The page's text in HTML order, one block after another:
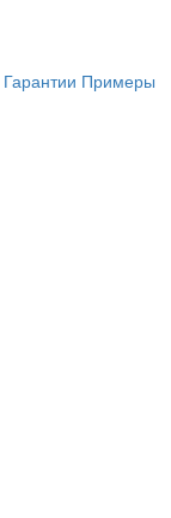
Гарантии Примеры